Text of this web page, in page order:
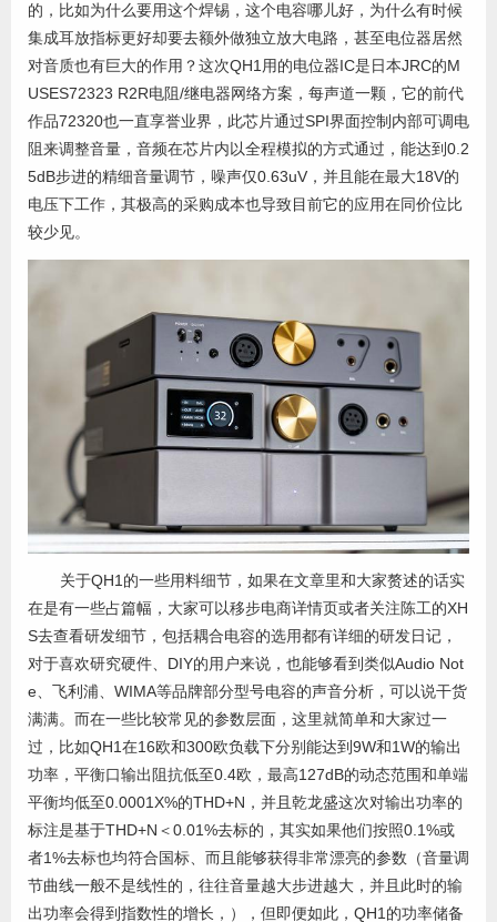
的，比如为什么要用这个焊锡，这个电容哪儿好，为什么有时候
集成耳放指标更好却要去额外做独立放大电路，甚至电位器居然
对音质也有巨大的作用？这次QH1用的电位器IC是日本JRC的M
USES72323 R2R电阻/继电器网络方案，每声道一颗，它的前代
作品72320也一直享誉业界，此芯片通过SPI界面控制内部可调电
阻来调整音量，音频在芯片内以全程模拟的方式通过，能达到0.2
5dB步进的精细音量调节，噪声仅0.63uV，并且能在最大18V的
电压下工作，其极高的采购成本也导致目前它的应用在同价位比
较少见。
关于QH1的一些用料细节，如果在文章里和大家赘述的话实
在是有一些占篇幅，大家可以移步电商详情页或者关注陈工的XH
S去查看研发细节，包括耦合电容的选用都有详细的研发日记，
对于喜欢研究硬件、DIY的用户来说，也能够看到类似Audio Not
e、飞利浦、WIMA等品牌部分型号电容的声音分析，可以说干货
满满。而在一些比较常见的参数层面，这里就简单和大家过一
过，比如QH1在16欧和300欧负载下分别能达到9W和1W的输出
功率，平衡口输出阻抗低至0.4欧，最高127dB的动态范围和单端
平衡均低至0.0001X%的THD+N，并且乾龙盛这次对输出功率的
标注是基于THD+N＜0.01%去标的，其实如果他们按照0.1%或
者1%去标也均符合国标、而且能够获得非常漂亮的参数（音量调
节曲线一般不是线性的，往往音量越大步进越大，并且此时的输
出功率会得到指数性的增长，），但即便如此，QH1的功率储备